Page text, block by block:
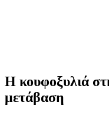
Η κουφοξυλιά
μετάβαση